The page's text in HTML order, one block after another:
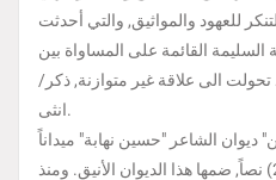
للعهود والمواثيق, والتي أحدثت
القائمة على المساواة بين
الى علاقة غير متوازنة, ذكر/
انثى.
الشاعر "حسين نهابة" ميداناً
لهذه القراءة التي ترافق (25) نصاً, ضمها هذا الديوان الأنيق. ومنذ